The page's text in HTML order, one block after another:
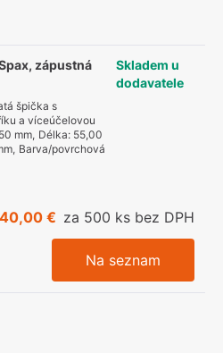
zápustná
špička s
a víceúčelovou
mm, Délka: 55,00
, Barva/povrchová
Skladem u
dodavatele
40,00 € za 500 ks bez DPH
Na seznam